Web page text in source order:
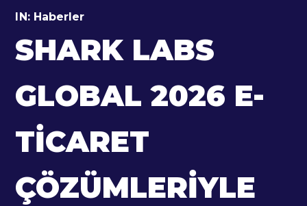
IN: Haberler
SHARK LABS
GLOBAL 2026 E-
TICARET
ÇÖZÜMLERIYLE